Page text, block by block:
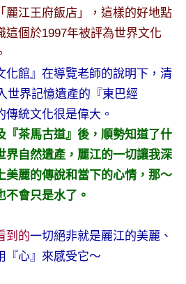
麗江王府飯店」，這樣的好地點
這個於1997年被評為世界文化
化館』在導覽老師的說明下，清
世界記憶遺產的『東巴經
統文化很是偉大。
『茶馬古道』後，順勢知道了什
界自然遺產，麗江的一切讓我深
美麗的傳說和當下的心情，那～
不會只是水了。
到的一切絕非就是麗江的美麗、
『心』來感受它～